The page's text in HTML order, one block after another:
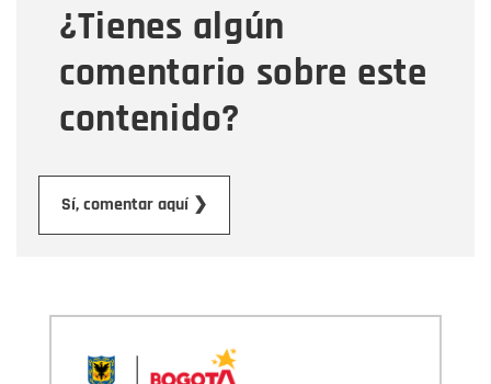
¿Tienes algún
comentario sobre este
contenido?
Sí, comentar aquí ❯
Mensaje